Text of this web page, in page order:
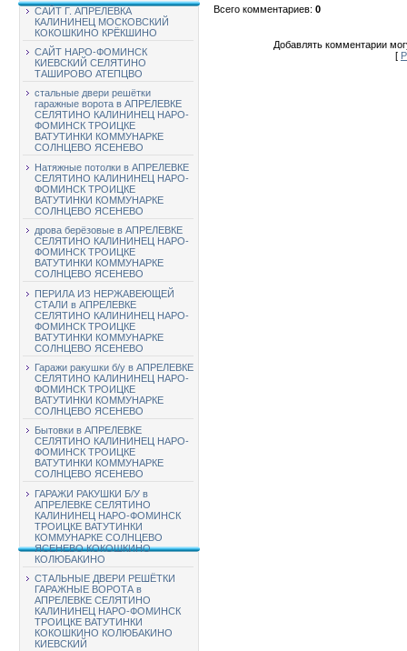
САЙТ Г. АПРЕЛЕВКА
КАЛИНИНЕЦ МОСКОВСКИЙ
КОКОШКИНО КРЁКШИНО
САЙТ НАРО-ФОМИНСК
КИЕВСКИЙ СЕЛЯТИНО
ТАШИРОВО АТЕПЦВО
стальные двери решётки
гаражные ворота в АПРЕЛЕВКЕ
СЕЛЯТИНО КАЛИНИНЕЦ НАРО-
ФОМИНСК ТРОИЦКЕ
ВАТУТИНКИ КОММУНАРКЕ
СОЛНЦЕВО ЯСЕНЕВО
Натяжные потолки в АПРЕЛЕВКЕ
СЕЛЯТИНО КАЛИНИНЕЦ НАРО-
ФОМИНСК ТРОИЦКЕ
ВАТУТИНКИ КОММУНАРКЕ
СОЛНЦЕВО ЯСЕНЕВО
дрова берёзовые в АПРЕЛЕВКЕ
СЕЛЯТИНО КАЛИНИНЕЦ НАРО-
ФОМИНСК ТРОИЦКЕ
ВАТУТИНКИ КОММУНАРКЕ
СОЛНЦЕВО ЯСЕНЕВО
ПЕРИЛА ИЗ НЕРЖАВЕЮЩЕЙ
СТАЛИ в АПРЕЛЕВКЕ
СЕЛЯТИНО КАЛИНИНЕЦ НАРО-
ФОМИНСК ТРОИЦКЕ
ВАТУТИНКИ КОММУНАРКЕ
СОЛНЦЕВО ЯСЕНЕВО
Гаражи ракушки б/у в АПРЕЛЕВКЕ
СЕЛЯТИНО КАЛИНИНЕЦ НАРО-
ФОМИНСК ТРОИЦКЕ
ВАТУТИНКИ КОММУНАРКЕ
СОЛНЦЕВО ЯСЕНЕВО
Бытовки в АПРЕЛЕВКЕ
СЕЛЯТИНО КАЛИНИНЕЦ НАРО-
ФОМИНСК ТРОИЦКЕ
ВАТУТИНКИ КОММУНАРКЕ
СОЛНЦЕВО ЯСЕНЕВО
ГАРАЖИ РАКУШКИ Б/У в
АПРЕЛЕВКЕ СЕЛЯТИНО
КАЛИНИНЕЦ НАРО-ФОМИНСК
ТРОИЦКЕ ВАТУТИНКИ
КОММУНАРКЕ СОЛНЦЕВО
ЯСЕНЕВО КОКОШКИНО
КОЛЮБАКИНО
СТАЛЬНЫЕ ДВЕРИ РЕШЁТКИ
ГАРАЖНЫЕ ВОРОТА в
АПРЕЛЕВКЕ СЕЛЯТИНО
КАЛИНИНЕЦ НАРО-ФОМИНСК
ТРОИЦКЕ ВАТУТИНКИ
КОКОШКИНО КОЛЮБАКИНО
КИЕВСКИЙ
Всего комментариев: 0
Добавлять комментарии
[